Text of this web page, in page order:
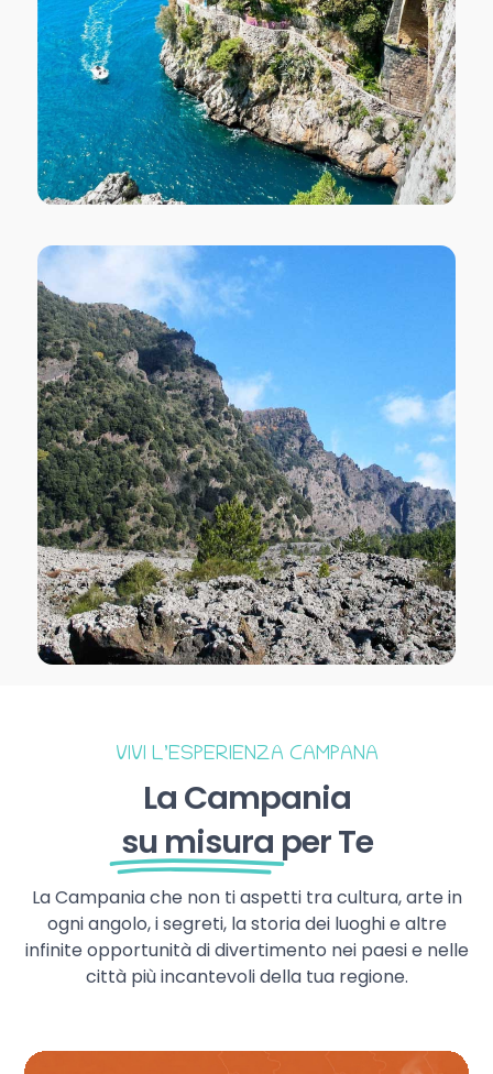
VIVI L’ESPERIENZA CAMPANA
La Campania
su misura per Te
La Campania che non ti aspetti tra cultura, arte in
ogni angolo, i segreti, la storia dei luoghi e altre
infinite opportunità di divertimento nei paesi e nelle
città più incantevoli della tua regione.